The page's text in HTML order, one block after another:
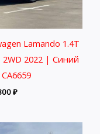
Lamando 1.4T
2WD 2022 | Синий
₽